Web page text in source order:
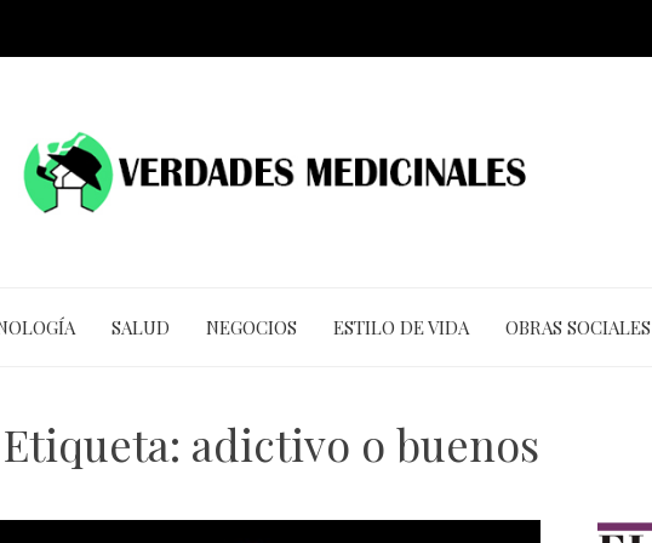
SALUD NEGOCIOS ESTILO DE VIDA OBRAS SOCIALES
Etiqueta: adictivo o buenos